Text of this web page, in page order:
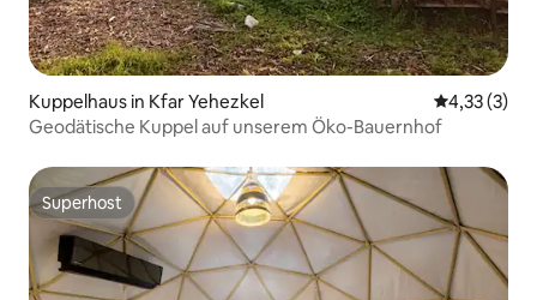
Kuppelhaus in Kfar Yehezkel
4,33 (3)
Geodätische Kuppel auf unserem Öko-Bauernhof
Superhost
Superhost